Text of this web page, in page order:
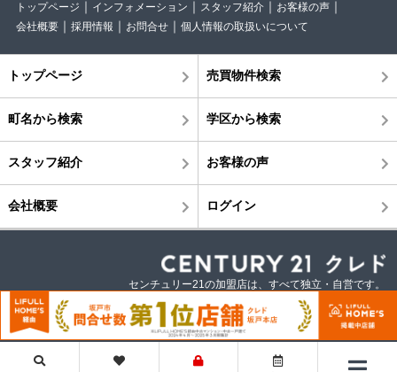
トップページ インフォメーション スタッフ紹介
お客様の声
会社概要
採用情報 お問合せ 個人情報の取扱いについて
トップページ 売買物件検索
町名から検索 学区から検索
スタッフ紹介 お客様の声
会社概要 ログイン
センチュリー21の加盟店は、すべて独立・自営です。
©株式会社クレド